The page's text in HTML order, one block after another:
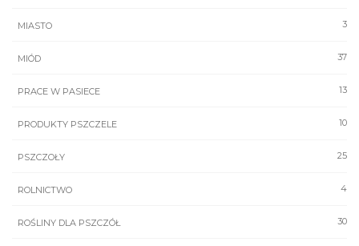
3
MIASTO
37
MIÓD
13
PRACE W PASIECE
10
PRODUKTY PSZCZELE
25
PSZCZOŁY
4
ROLNICTWO
30
ROŚLINY DLA PSZCZÓŁ